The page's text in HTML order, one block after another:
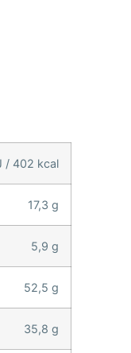
/ 402 kcal
17,3 g
5,9 g
52,5 g
35,8 g